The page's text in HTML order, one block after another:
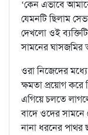
‘কেন এভাবে
যেমনটি ছিলাম
দেখলো ওই
সামনের ঘাসজমির
ওরা নিজেদের
ক্ষমতা প্রয়োগ
এগিয়ে চলতে
বাদে ওদের সামনে
নানা ধরনের পাথর